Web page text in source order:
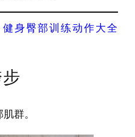
健身臀部训练动作大全
群。